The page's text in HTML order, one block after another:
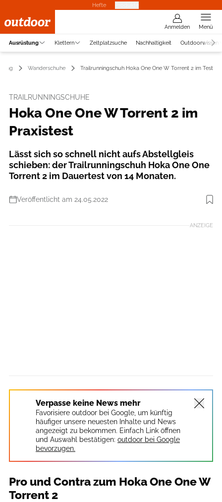
Hefte
Anmelden Menü
Ausrüstung Klettern Zeltplatzsuche Nachhaltigkeit Outdoorwissen
Wanderschuhe Trailrunningschuh Hoka One One W Torrent 2 im Test
TRAILRUNNINGSCHUHE
Hoka One One W Torrent 2 im
Praxistest
Lässt sich so schnell nicht aufs Abstellgleis
schieben: der Trailrunningschuh Hoka One One
Torrent 2 im Dauertest von 14 Monaten.
Veröffentlicht am 24.05.2022
Foto: Boris Gnielka
ANZEIGE
Verpasse keine News mehr
Favorisiere outdoor bei Google, um künftig
häufiger unsere neuesten Inhalte und News
angezeigt zu bekommen. Einfach Link öffnen
und Auswahl bestätigen: outdoor bei Google
bevorzugen.
Pro und Contra zum Hoka One One W
Torrent 2